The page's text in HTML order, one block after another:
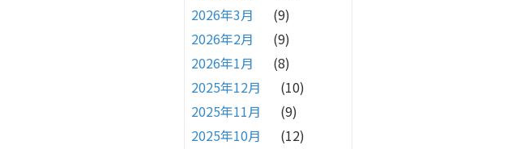
2026年3月
(9)
2026年2月
(9)
2026年1月
(8)
2025年12月
(10)
2025年11月
(9)
2025年10月
(12)